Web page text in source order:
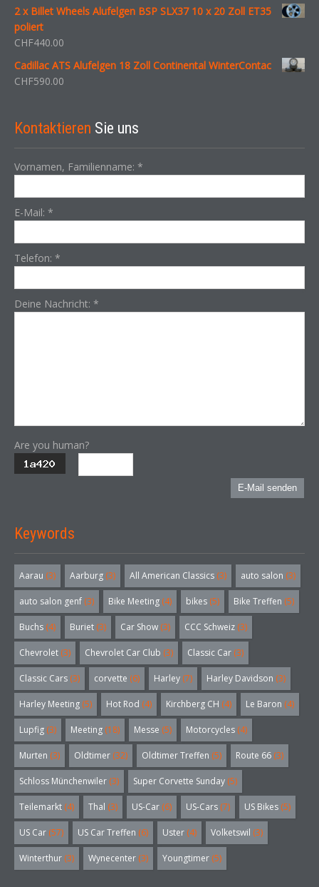
2 x Billet Wheels Alufelgen BSP SLX37 10 x 20 Zoll ET35
poliert
CHF440.00
Cadillac ATS Alufelgen 18 Zoll Continental WinterContac
CHF590.00
Kontaktieren Sie uns
Vornamen, Familienname: *
E-Mail: *
Telefon: *
Deine Nachricht: *
Are you human?
E-Mail senden
Keywords
Aarau (3) Aarburg (3) All American Classics (3) auto salon (3)
auto salon genf (3) Bike Meeting (4) bikes (5) Bike Treffen (5)
Buchs (4) Buriet (3) Car Show (3) CCC Schweiz (3)
Chevrolet (3) Chevrolet Car Club (3) Classic Car (3)
Classic Cars (3) corvette (6) Harley (7) Harley Davidson (3)
Harley Meeting (5) Hot Rod (4) Kirchberg CH (4) Le Baron (4)
Lupfig (3) Meeting (18) Messe (5) Motorcycles (4)
Murten (3) Oldtimer (32) Oldtimer Treffen (5) Route 66 (3)
Schloss Münchenwiler (3) Super Corvette Sunday (5)
Teilemarkt (4) Thal (3) US-Car (6) US-Cars (7) US Bikes (5)
US Car (57) US Car Treffen (6) Uster (4) Volketswil (3)
Winterthur (3) Wynecenter (3) Youngtimer (5)